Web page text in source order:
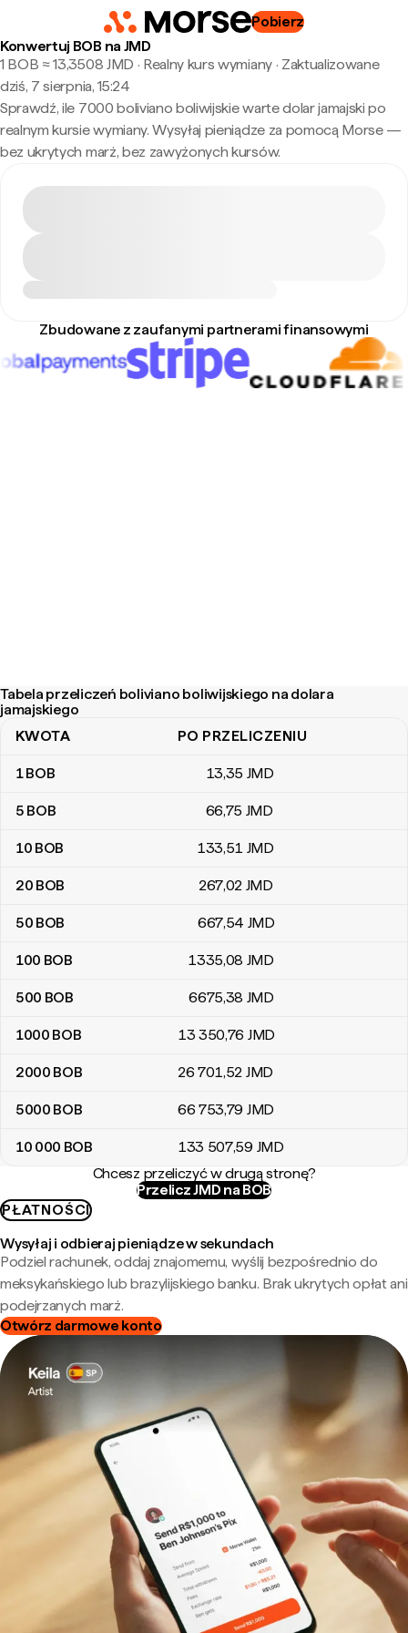
Pobierz
Konwertuj BOB na JMD
1 BOB ≈ 13,3508 JMD · Realny kurs wymiany· Zaktualizowane
dziś, 7 sierpnia, 15:24
Sprawdź, ile 7000 boliviano boliwijskie warte dolar jamajski po
realnym kursie wymiany. Wysyłaj pieniądze za pomocą Morse —
bez ukrytych marż, bez zawyżonych kursów.
Zbudowane z zaufanymi partnerami finansowymi
Tabela przeliczeń boliviano boliwijskiego na dolara
jamajskiego
Tabela przeliczeń boliviano boliwijskiego na dolara jamajskiego
KWOTA PO PRZELICZENIU
1BOB 13,35 JMD
5 BOB 66,75 JMD
10 BOB 133,51 JMD
20 BOB 267,02 JMD
50 BOB 667,54 JMD
100 BOB 1335,08 JMD
500 BOB 6675,38 JMD
1000 BOB 13 350,76 JMD
2000 BOB 26 701,52 JMD
5000 BOB 66 753,79 JMD
10 000 BOB 133 507,59 JMD
Chcesz przeliczyć w drugą stronę?
Przelicz JMD na BOB
PŁATNOŚCI
Wysyłaj i odbieraj pieniądze w sekundach
Podziel rachunek, oddaj znajomemu, wyślij bezpośrednio do
meksykańskiego lub brazylijskiego banku. Brak ukrytych opłat ani
podejrzanych marż.
Otwórz darmowe konto